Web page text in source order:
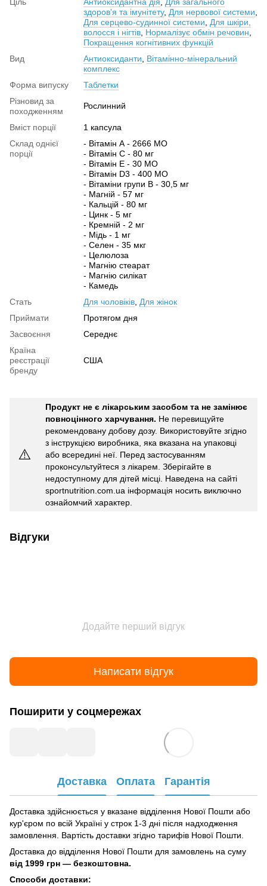
Ціль Антиоксидантна дія, Для загального
здоров'я та імунітету, Для нервової системи,
Для серцево-судинної системи, Для шкіри,
волосся і нігтів, Нормалізує обмін речовин,
Покращення когнітивних функцій
Вид
Антиоксиданти, Вітамінно-мінеральний
комплекс
Форма випуску
Таблетки
Різновид за
походженням
Рослинний
Вміст порції
1 капсула
Склад однієї
порції
- Вітамін А - 2666 МО
- Вітамін C - 80 мг
- Вітамін E - 30 МО
- Вітамін D3 - 400 МО
- Вітаміни групи В - 30,5 мг
- Магній - 57 мг
- Кальцій - 80 мг
- Цинк - 5 мг
- Кремній - 2 мг
- Мідь - 1 мг
- Селен - 35 мкг
- Целюлоза
- Магнію стеарат
- Магнію силікат
- Камедь
Стать
Для чоловіків, Для жінок
Приймати
Протягом дня
Засвоєння
Середнє
Країна
реєстрації
бренду
США
⚠️
Продукт не є лікарським засобом та не замінює
повноцінного харчування. Не перевищуйте
рекомендовану добову дозу. Використовуйте згідно
з інструкцією виробника, яка вказана на упаковці
або всередині неї. Перед застосуванням
проконсультуйтеся з лікарем. Зберігайте в
недоступному для дітей місці. Наведена на сайті
sportnutrition.com.ua інформація носить виключно
ознайомчий характер.
Відгуки
Додайте перший відгук
Написати відгук
Поширити у соцмережах
Доставка Оплата Гарантія
Доставка здійснюється у вказане відділення Нової Пошти або
кур'єром по всій Україні у строк 1-3 дні після надходження
замовлення. Вартість доставки згідно тарифів Нової Пошти.
Доставка до відділення Нової Пошти для замовлень на суму
від 1999 грн — безкоштовна.
Способи доставки: